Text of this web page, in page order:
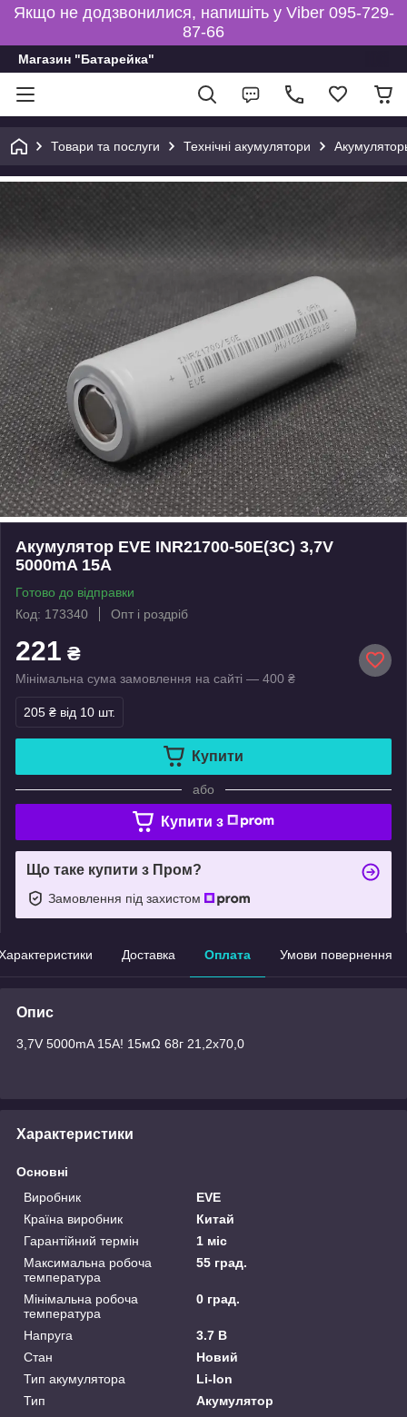
Якщо не додзвонилися, напишіть у Viber 095-729-
87-66
Магазин "Батарейка"
Товари та послуги Технічні акумулятори
Акумулятор EVE INR21700-50E(3C) 3,7V
5000mA 15А
Готово до відправки
Код: 173340
Опт і роздріб
221 ₴
Мінімальна сума замовлення на сайті — 400 ₴
205 ₴ від 10 шт.
Купити
або
Купити з
Що таке купити з Пром?
Замовлення під захистом
Доставка Оплата Умови повернення
Опис
3,7V 5000mA 15А! 15мΩ 68г 21,2x70,0
Характеристики
Основні
Виробник
EVE
Країна виробник
Китай
Гарантійний термін
1 міс
Максимальна робоча
температура
55 град.
Мінімальна робоча
температура
0 град.
Напруга
3.7 В
Стан
Новий
Тип акумулятора
Li-Ion
Тип
Акумулятор